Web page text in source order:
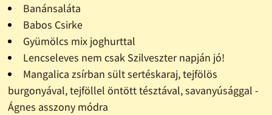
Banánsaláta
Babos Csirke
Gyümölcs mix joghurttal
Lencseleves nem csak Szilveszter napján jó!
Mangalica zsírban sült sertéskaraj, tejfölös
burgonyával, tejföllel öntött tésztával, savanyúsággal -
Ágnes asszony módra